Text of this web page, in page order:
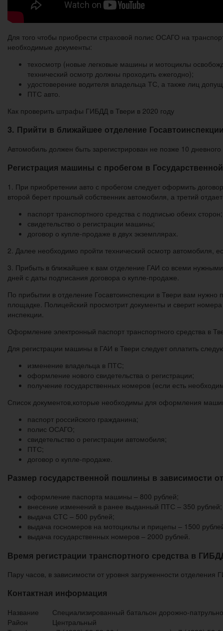
Для того чтобы приобрести страховой полис ОСАГО на
необходимые документы:
техосмотр (новые легковые машины и мотоциклы
технический осмотр должны проходить ежегодно);
удостоверение водителя владельца ТС, а также лиц
ПТС авто.
Как проверить штрафы ГИБДД в Твери в 2020 году
3. Прийти в ближайшее отделение
Автомобиль должен быть зарегистрирован не позже 10
Регистрация машины с пробегом в
1. При приобретении авто с пробегом следует оформить
второй берет прошлый собственник автомобиля, а третий
паспорт транспортного средства с подписью обеих сторон;
свидетельство о регистрации машины;
договор о купле-продаже в двух экземплярах.
2. Далее необходимо пройти технический осмотр автомобиля,
3. Прибыть в ближайшее к вам отделение ГАИ со всеми нужными
дней с даты подписания договора о купле-продаже.
По прибытии в отделение Госавтоинспекции в Твери вам нужно
площадке. Полицейский просмотрит документы и сверит
инспекции.
Оформление электронный паспорт транспортного средства в
Для регистрации машины в ГАИ в Твери следует оплатить
изменение владельца в ПТС;
оформление нового свидетельства о регистрации;
получение государственных номеров (если есть
Список документов,которые необходимы для оформления
паспорт российского гражданина;
полис ОСАГО;
свидетельство о регистрации автомобиля;
ПТС;
договор о купле-продаже.
Размер государственной пошлины в зависимости
оформление паспорта машины – 800 рублей;
внесение изменений в ранее выданный ПТС – 350 рублей;
выдача СТС – 500 рублей;
выдача госномеров на мотоциклы и прицепы – 1500
выдача государственных номеров – 2000 рублей.
Время регистрации транспортного средства в
Пару часов, в зависимости от уровня загруженности отделения
Контактная информация
Название
Специализированный батальон дорожно-
Район
Центральный